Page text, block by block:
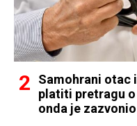
Samohrani otac
platiti pretragu
onda je